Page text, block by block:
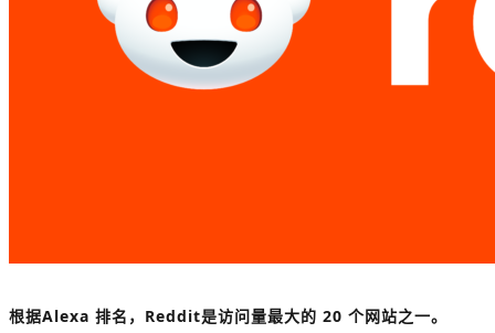
根据Alexa 排名，Reddit是访问量最大的 20 个网站之一。